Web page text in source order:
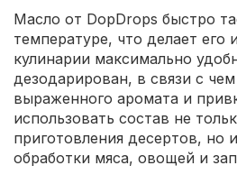
Масло от DopDrops быстро
температуре, что делает его
кулинарии максимально
дезодарирован, в связи с
выраженного аромата и
использовать состав не
приготовления десертов, но
обработки мяса, овощей и